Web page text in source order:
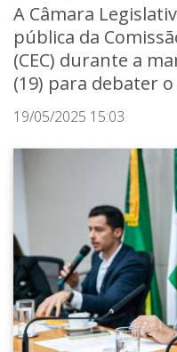
A Câmara
pública da
(CEC) durante a
(19) para debater
19/05/2025 15:03